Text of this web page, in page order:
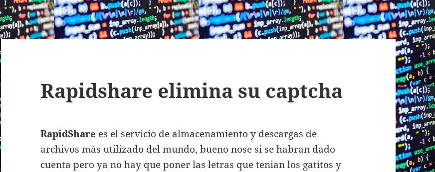
Rapidshare elimina su captcha
RapidShare es el servicio de almacenamiento y descargas de
archivos más utilizado del mundo, bueno nose si se habran dado
cuenta pero ya no hay que poner las letras que tenian los gatitos y